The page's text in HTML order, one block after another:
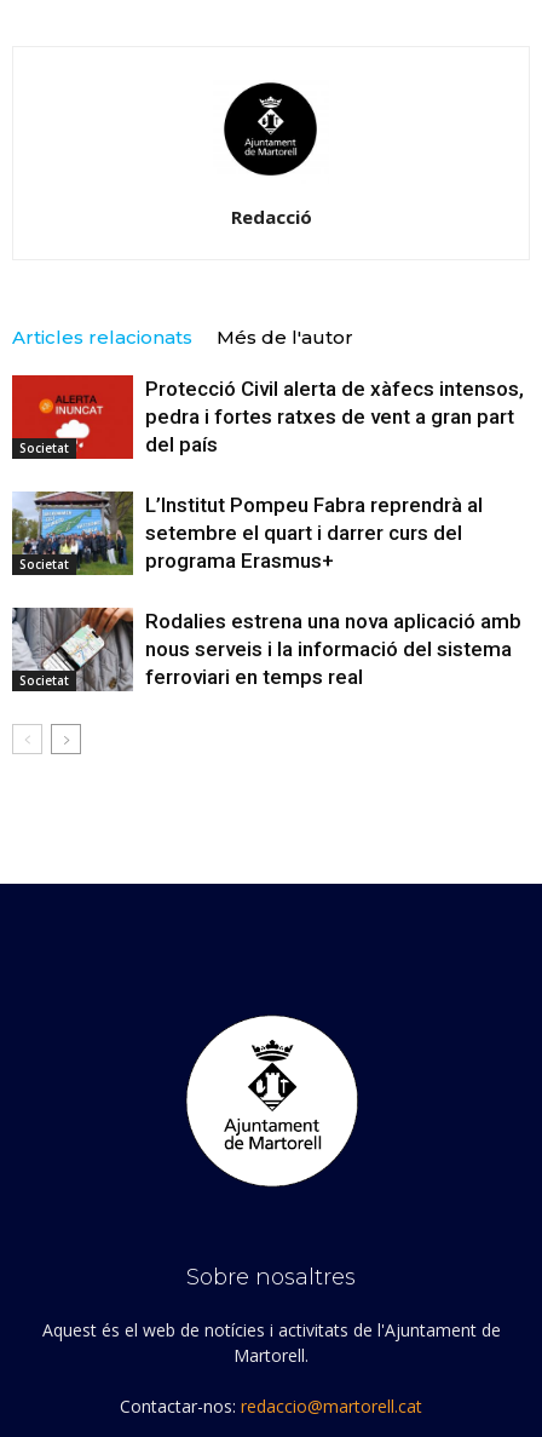
Redacció
Articles relacionats Més de l'autor
Societat
Protecció Civil alerta de xàfecs intensos,
pedra i fortes ratxes de vent a gran part
del país
Societat
L’Institut Pompeu Fabra reprendrà al
setembre el quart i darrer curs del
programa Erasmus+
Societat
Rodalies estrena una nova aplicació amb
nous serveis i la informació del sistema
ferroviari en temps real
Sobre nosaltres
Aquest és el web de notícies i activitats de l'Ajuntament de
Martorell.
Contactar-nos: redaccio@martorell.cat